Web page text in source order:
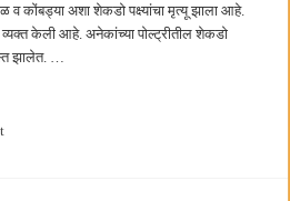
व कोंबड्या अशा शेकडो पक्ष्यांचा मृत्यू झाला आहे.
व्यक्त केली आहे. अनेकांच्या पोल्ट्रीतील शेकडो
झालेत. …